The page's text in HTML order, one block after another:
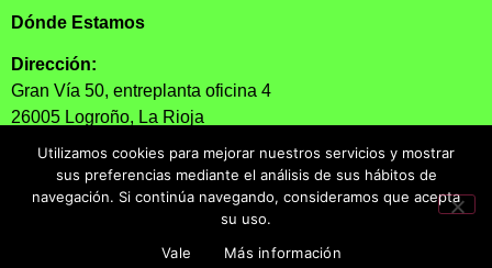
Dónde Estamos
Dirección:
Gran Vía 50, entreplanta oficina 4
26005 Logroño, La Rioja
Horario:
Lunes a Viernes: 11:30 – 13:30
Utilizamos cookies para mejorar nuestros servicios y mostrar
sus preferencias mediante el análisis de sus hábitos de
navegación. Si continúa navegando, consideramos que acepta
su uso.
Vale
Más información